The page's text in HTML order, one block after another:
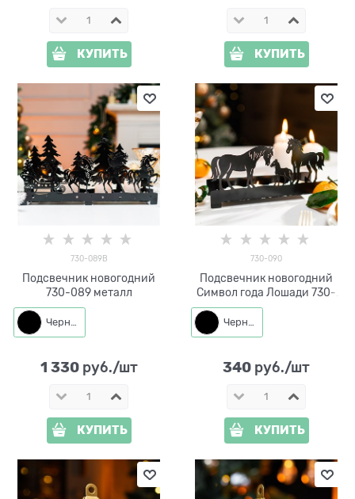
КУПИТЬ КУПИТЬ
730-089B
Подсвечник новогодний
730-089 металл
Черный
1 330 руб./шт
КУПИТЬ
730-090
Подсвечник новогодний
Символ года Лошади 730-
090 металл
Черный
340 руб./шт
КУПИТЬ